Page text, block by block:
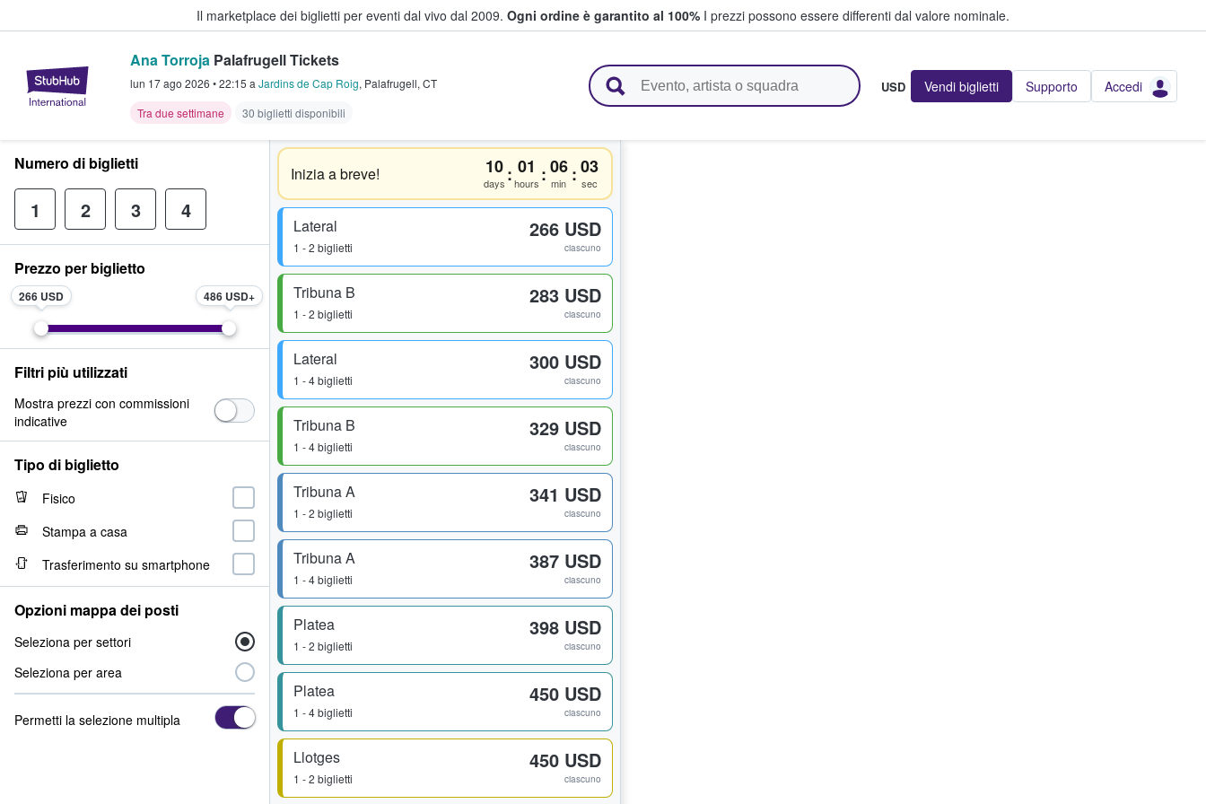
Il marketplace dei biglietti per eventi dal vivo dal 2009. Ogni ordine è garantito al 100% I prezzi possono essere differenti dal valore nominale.
StubHub - Dove i fan comprano e vendono biglietti
Ana Torroja Palafrugell Tickets
lun 17 ago 2026 •22:15 a Jardins de Cap Roig, Palafrugell, CT
Tra due settimane
30 biglietti disponibili
USD Vendi biglietti Supporto Accedi
Inizia a breve! 10
days : 01
hours :06
min :03
sec
Lateral
1 - 2 biglietti
266 USD
ciascuno
Tribuna B
1 - 2 biglietti
283 USD
ciascuno
Lateral
1 - 4 biglietti
300 USD
ciascuno
Tribuna B
1 - 4 biglietti
329 USD
ciascuno
Tribuna A
1 - 2 biglietti
341 USD
ciascuno
Tribuna A
1 - 4 biglietti
387 USD
ciascuno
Platea
1 - 2 biglietti
398 USD
ciascuno
Platea
1 - 4 biglietti
450 USD
ciascuno
Llotges
1 - 2 biglietti
450 USD
ciascuno
Numero di biglietti
1 2 3 4
Prezzo per biglietto
266 USD 486 USD
Filtri più utilizzati
Mostra prezzi con commissioni
indicative
Tipo di biglietto
Fisico
Stampa a casa
Trasferimento su smartphone
Opzioni mappa dei posti
Seleziona per settori
Seleziona per area
Permetti la selezione multipla